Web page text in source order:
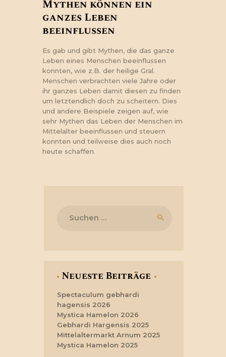
Mythen können ein
ganzes Leben
beeinflussen
Es gab und gibt Mythen, die das ganze
Leben eines Menschen beeinflussen
konnten, wie z.B. der heilige Gral.
Menschen verbrachten viele Jahre oder
ihr ganzes Leben damit diesen zu finden
um letztendlich doch zu scheitern. Dies
und andere Beispiele zeigen auf, wie
sehr Mythen das Leben der Menschen im
Mittelalter beeinflussen und steuern
konnten und teilweise dies auch noch
heute schaffen.
nach:
Neueste Beiträge
Spectaculum gebhardi
hagensis 2026
Mystica Hamelon 2026
Gebhardi Hargensis 2025
Mittelaltermarkt Arnum 2025
Mystica Hamelon 2025